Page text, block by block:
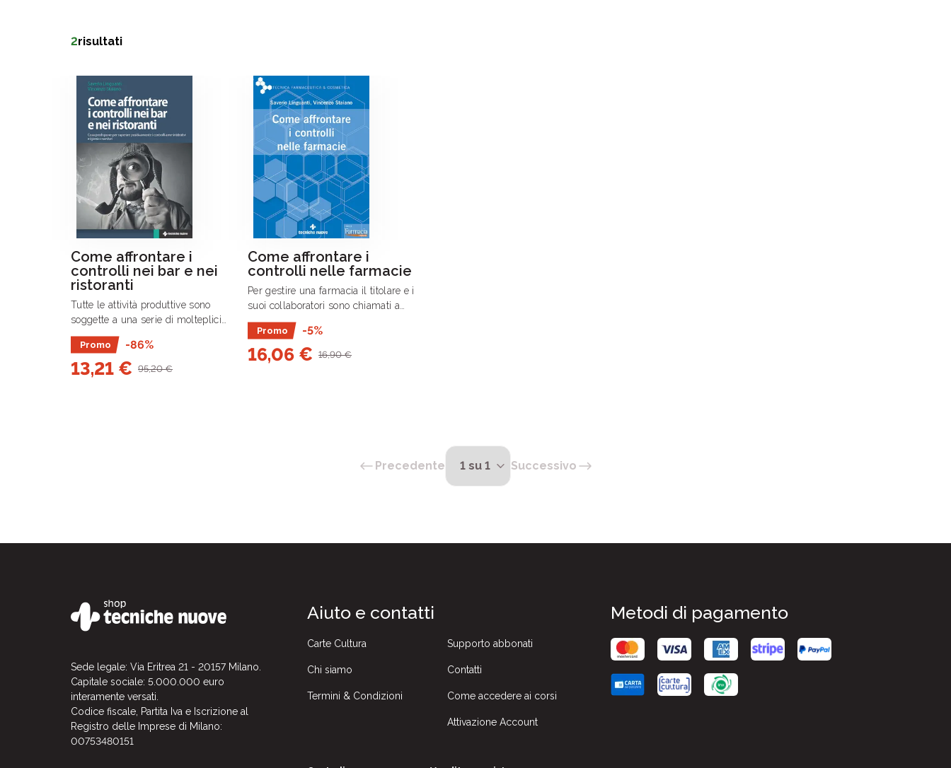
2risultati
Come affrontare i
controlli nei bar e nei
ristoranti
Tutte le attività produttive sono
soggette a una serie di molteplici
normative ciascuna delle quali, per la
propria materia di riferimento, è rivolta
alla tutela della collettività.
Promo -86%
13,21 € 95,20 €
Come affrontare i
controlli nelle farmacie
Per gestire una farmacia il titolare e i
suoi collaboratori sono chiamati a
conoscere non solo le norme tecniche
professionali ma un complesso di
disposizioni normative il cui eventuale
mancato .
Promo -5%
16,06 € 16,90 €
Precedente Successivo
Sede legale: Via Eritrea 21 - 20157 Milano.
Capitale sociale: 5.000.000 euro
interamente versati.
Codice fiscale, Partita Iva e Iscrizione al
Registro delle Imprese di Milano:
00753480151
Aiuto e contatti
Carte Cultura
Chi siamo
Termini & Condizioni
Supporto abbonati
Contatti
Come accedere ai corsi
Attivazione Account
Metodi di pagamento